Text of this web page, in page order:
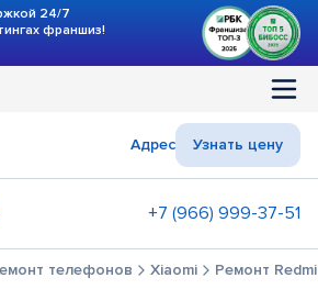
24/7
франшиз!
Адрес Узнать цену
+7 (966) 999-37-51
телефонов Xiaomi Ремонт